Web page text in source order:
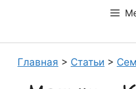
Главная > Статьи >